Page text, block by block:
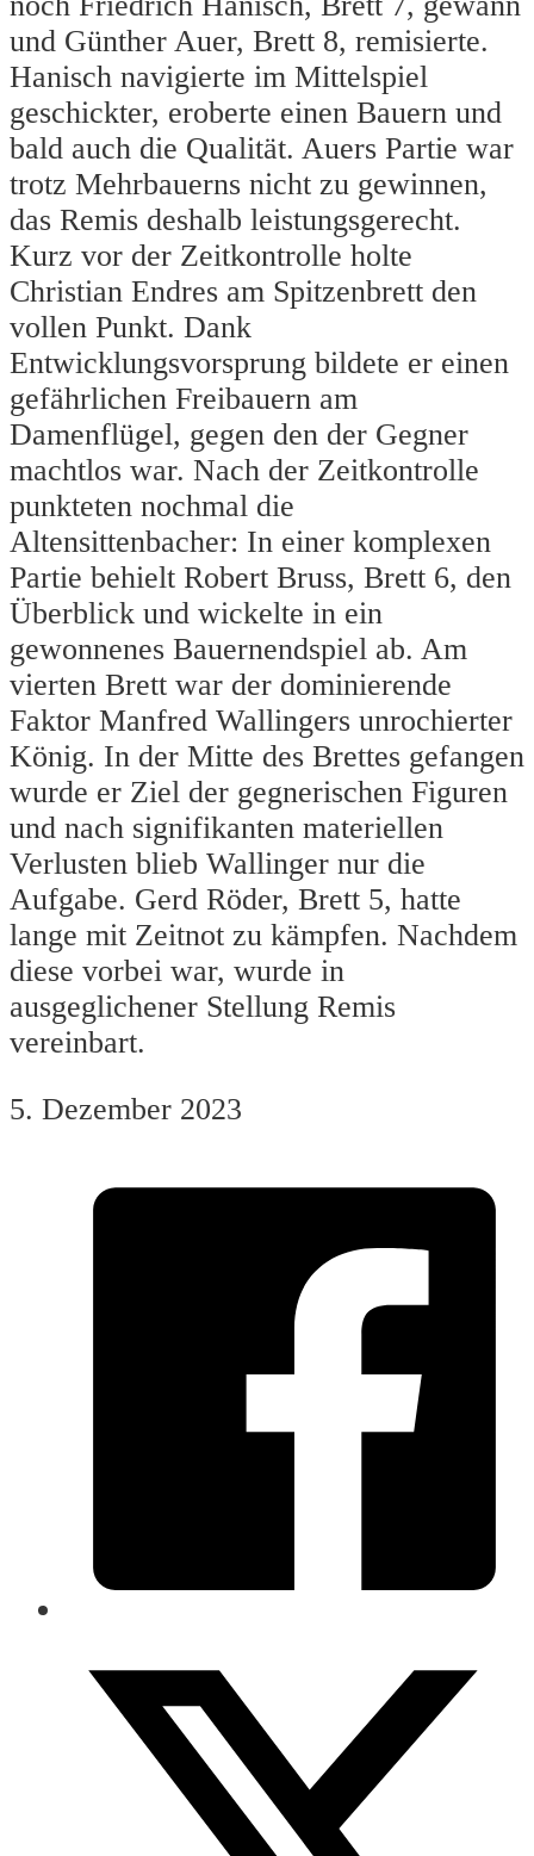
und Günther Auer, Brett 8, remisierte.
Hanisch navigierte im Mittelspiel
geschickter, eroberte einen Bauern und
bald auch die Qualität. Auers Partie war
trotz Mehrbauerns nicht zu gewinnen,
das Remis deshalb leistungsgerecht.
Kurz vor der Zeitkontrolle holte
Christian Endres am Spitzenbrett den
vollen Punkt. Dank
Entwicklungsvorsprung bildete er einen
gefährlichen Freibauern am
Damenflügel, gegen den der Gegner
machtlos war. Nach der Zeitkontrolle
punkteten nochmal die
Altensittenbacher: In einer komplexen
Partie behielt Robert Bruss, Brett 6, den
Überblick und wickelte in ein
gewonnenes Bauernendspiel ab. Am
vierten Brett war der dominierende
Faktor Manfred Wallingers unrochierter
König. In der Mitte des Brettes gefangen
wurde er Ziel der gegnerischen Figuren
und nach signifikanten materiellen
Verlusten blieb Wallinger nur die
Aufgabe. Gerd Röder, Brett 5, hatte
lange mit Zeitnot zu kämpfen. Nachdem
diese vorbei war, wurde in
ausgeglichener Stellung Remis
vereinbart.
5. Dezember 2023